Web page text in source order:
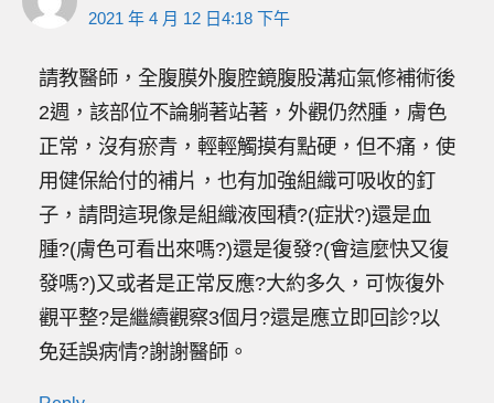
2021 年 4 月 12 日4:18 下午
請教醫師，全腹膜外腹腔鏡腹股溝疝氣修補術後
2週，該部位不論躺著站著，外觀仍然腫，膚色
正常，沒有瘀青，輕輕觸摸有點硬，但不痛，使
用健保給付的補片，也有加強組織可吸收的釘
子，請問這現像是組織液囤積?(症狀?)還是血
腫?(膚色可看出來嗎?)還是復發?(會這麼快又復
發嗎?)又或者是正常反應?大約多久，可恢復外
觀平整?是繼續觀察3個月?還是應立即回診?以
免廷誤病情?謝謝醫師。